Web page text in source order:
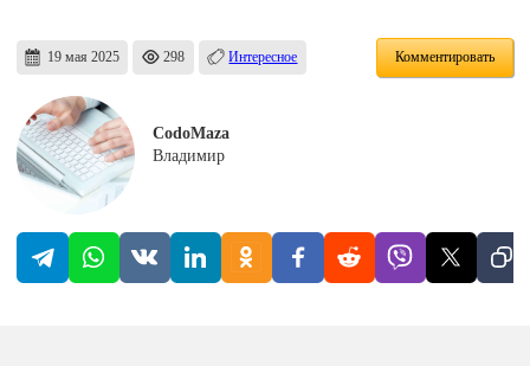
19 мая 2025 298 Интересное Комментировать
CodoMaza
Владимир